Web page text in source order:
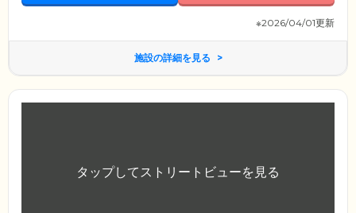
※2026/04/01更新
施設の詳細を見る